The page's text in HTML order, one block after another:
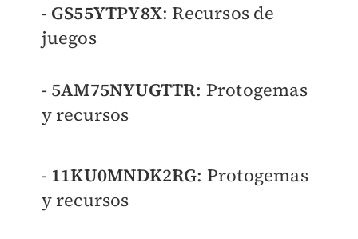
- GS55YTPY8X: Recursos de
juegos
- 5AM75NYUGTTR: Protogemas
y recursos
- 11KU0MNDK2RG: Protogemas
y recursos